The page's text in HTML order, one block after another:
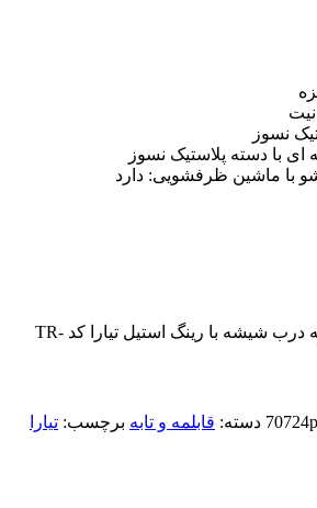
نسوز
با دسته پلاستیک نسوز
با ماشین ظرفشویی: دارد
تابه سایز 24 دو دسته درب شیشه با رینگ استیل تیارا کد TR-
دسته: قابلمه و تابه برچسب: تیارا